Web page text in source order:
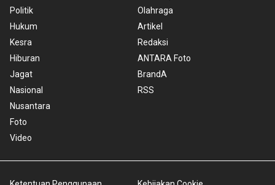
Politik
Hukum
Kesra
Hiburan
Jagat
Nasional
Nusantara
Foto
Video
Olahraga
Artikel
Redaksi
ANTARA Foto
BrandA
RSS